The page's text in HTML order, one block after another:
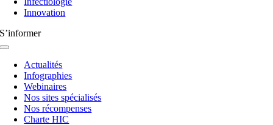
Innovation
S’informer
Navigation
basculeActualités
Infographies
Webinaires
Nos sites spécialisés
Nos récompenses
Charte HIC